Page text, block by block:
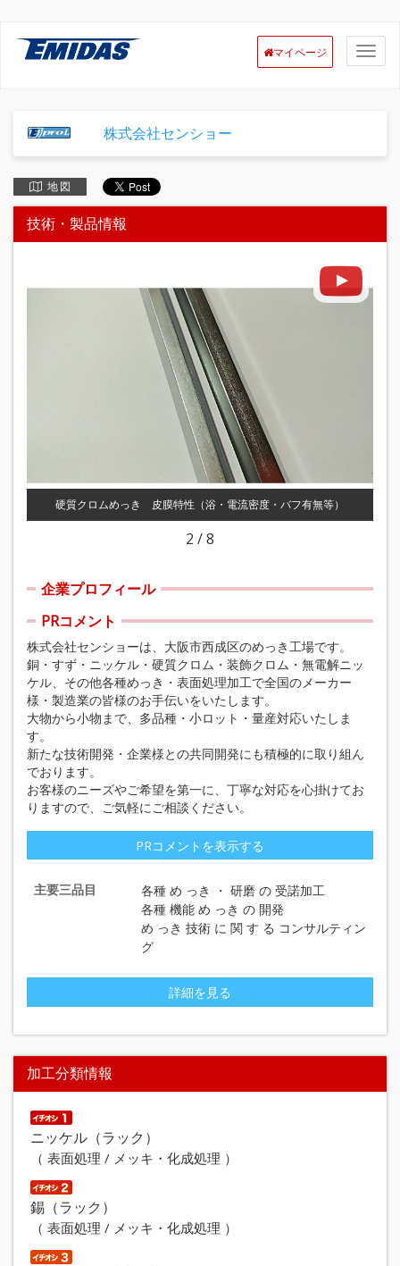
マイページ
株式会社センショー
地 図
技術・製品情報
硬質クロムめっき 皮膜特性（浴・電流密度・バフ有無等）
2 /8
企業プロフィール
PRコメント
株式会社センショーは、大阪市西成区のめっき工場です。
銅・すず・ニッケル・硬質クロム・装飾クロム・無電解ニッ
ケル、その他各種めっき・表面処理加工で全国のメーカー
様・製造業の皆様のお手伝いをいたします。
大物から小物まで、多品種・小ロット・量産対応いたしま
す。
新たな技術開発・企業様との共同開発にも積極的に取り組ん
でおります。
お客様のニーズやご希望を第一に、丁寧な対応を心掛けてお
りますので、ご気軽にご相談ください。
PRコメントを表示する
主要三品目
各種 め っき ・ 研磨 の 受諾加工
各種 機能 め っき の 開発
め っき 技術 に 関 す る コンサルティン
グ
詳細を見る
加工分類情報
ニッケル（ラック）
（ 表面処理 / メッキ・化成処理 ）
錫（ラック）
（ 表面処理 / メッキ・化成処理 ）